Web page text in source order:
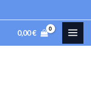
0,00€